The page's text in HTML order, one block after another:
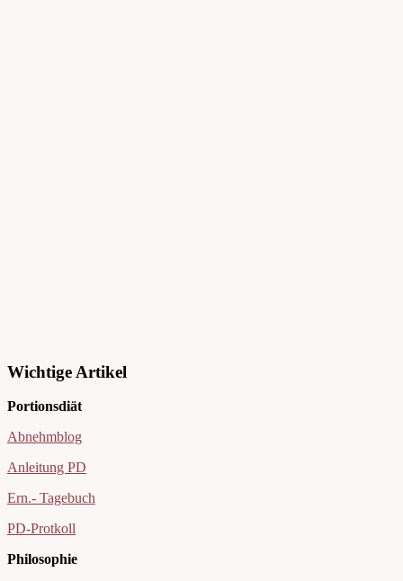
Wichtige Artikel
Portionsdiät
Abnehmblog
Anleitung PD
Ern.- Tagebuch
PD-Protkoll
Philosophie